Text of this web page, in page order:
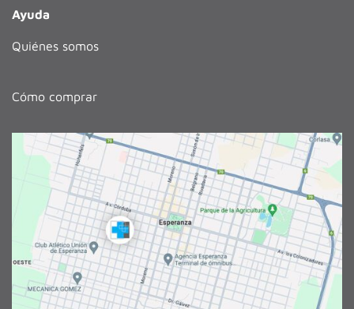
Ayuda
Quiénes somos
Cómo comprar